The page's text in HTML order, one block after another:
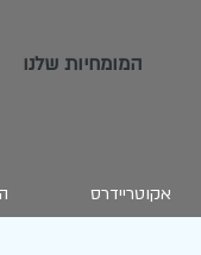
המומחיות שלנו
אקוטריידרס